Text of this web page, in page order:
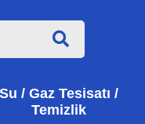
Su / Gaz Tesisatı /
Temizlik